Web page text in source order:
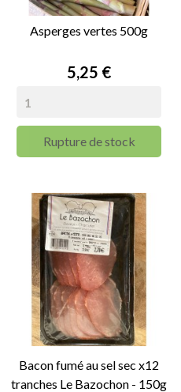
Asperges vertes 500g
Prix
5,25 €
Rupture de stock
Bacon fumé au sel sec x12
tranches Le Bazochon - 150g